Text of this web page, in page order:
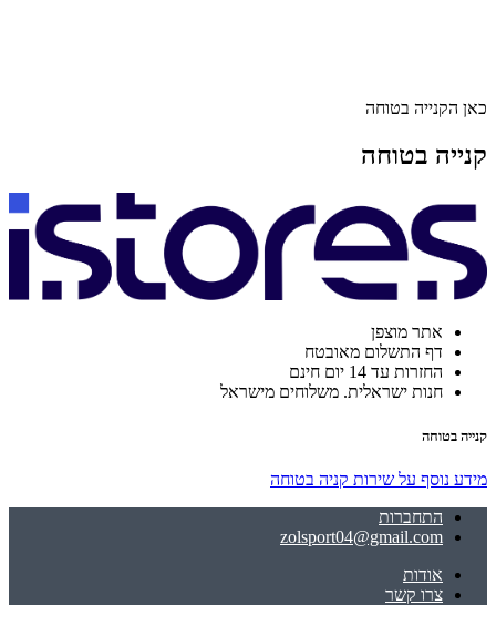
כאן הקנייה בטוחה
קנייה בטוחה
אתר מוצפן
דף התשלום מאובטח
החזרות עד 14 יום חינם
חנות ישראלית. משלוחים מישראל
קנייה בטוחה
מידע נוסף על שירות קניה בטוחה
התחברות
zolsport04@gmail.com
אודות
צרו קשר